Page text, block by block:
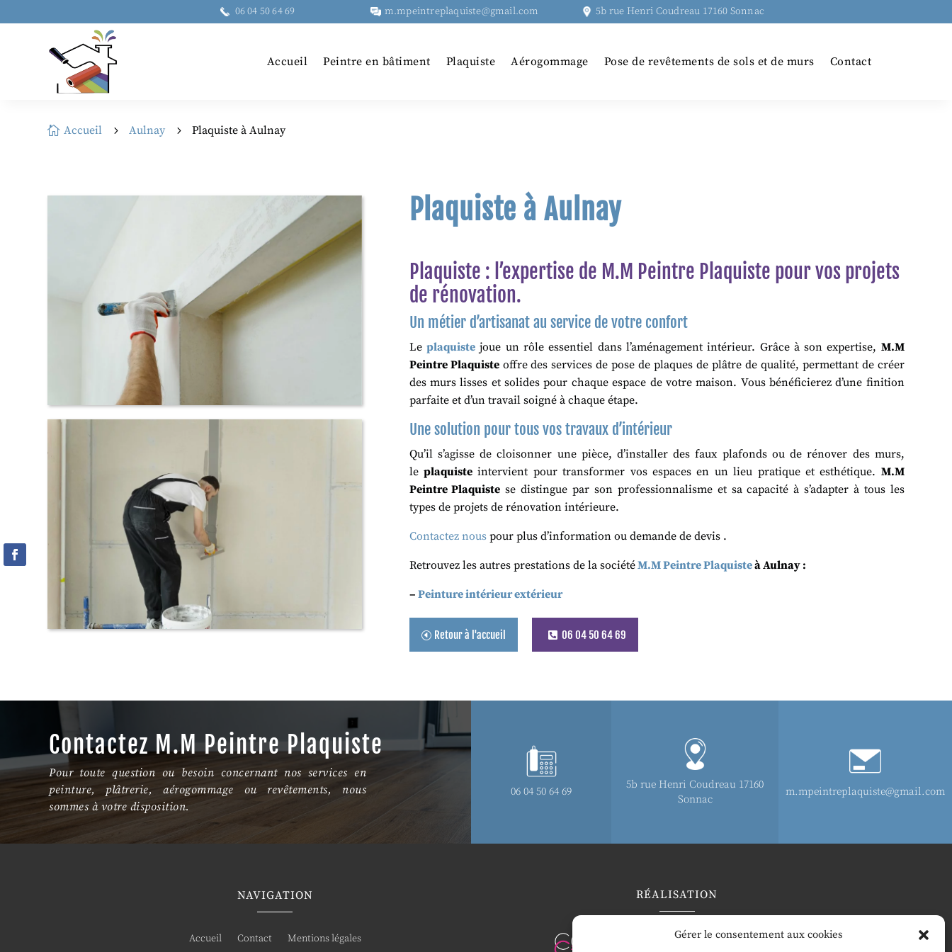
Gérer le consentement aux cookies
06 04 50 64 69 m.mpeintreplaquiste@gmail.com 5b rue Henri Coudreau 17160 Sonnac
Accueil Peintre en bâtiment Plaquiste Aérogommage Pose de revêtements de sols et de murs Contact
 Accueil 5 Aulnay 5 Plaquiste à Aulnay
Plaquiste à Aulnay
Plaquiste : l’expertise de M.M Peintre Plaquiste pour vos projets
de rénovation.
Un métier d’artisanat au service de votre confort
Le plaquiste joue un rôle essentiel dans l’aménagement intérieur. Grâce à son expertise, M.M
Peintre Plaquiste offre des services de pose de plaques de plâtre de qualité, permettant de créer
des murs lisses et solides pour chaque espace de votre maison. Vous bénéficierez d’une finition
parfaite et d’un travail soigné à chaque étape.
Une solution pour tous vos travaux d’intérieur
Qu’il s’agisse de cloisonner une pièce, d’installer des faux plafonds ou de rénover des murs,
le plaquiste intervient pour transformer vos espaces en un lieu pratique et esthétique. M.M
Peintre Plaquiste se distingue par son professionnalisme et sa capacité à s’adapter à tous les
types de projets de rénovation intérieure.
Contactez nouspour plus d’information ou demande de devis .
Retrouvez les autres prestations de la sociétéM.M Peintre Plaquisteà Aulnay :
– Peinture intérieur extérieur
Retour à l'accueil 06 04 50 64 69
Contactez M.M Peintre Plaquiste
Pour toute question ou besoin concernant nos services en
peinture, plâtrerie, aérogommage ou revêtements, nous
sommes à votre disposition.
06 04 50 64 69
5b rue Henri Coudreau 17160
Sonnac
m.mpeintreplaquiste@gmail.com
NAVIGATION
Accueil Contact Mentions légales
RÉALISATION